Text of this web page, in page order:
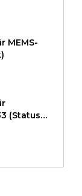
MEMS-
(Status